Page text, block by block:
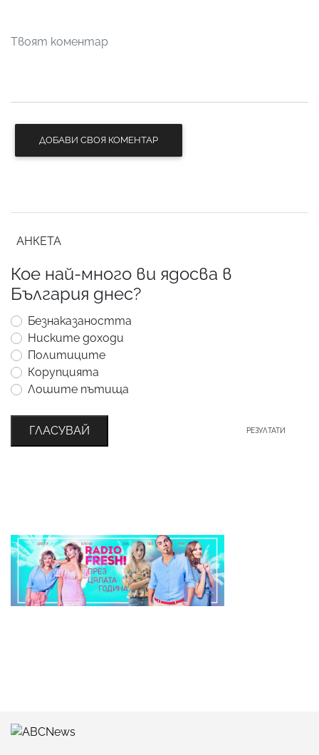
ДОБАВИ СВОЯ КОМЕНТАР
АНКЕТА
Кое най-много ви ядосва в
България днес?
Безнаказаността
Ниските доходи
Политиците
Корупцията
Лошите пътища
ГЛАСУВАЙ РЕЗУЛТАТИ